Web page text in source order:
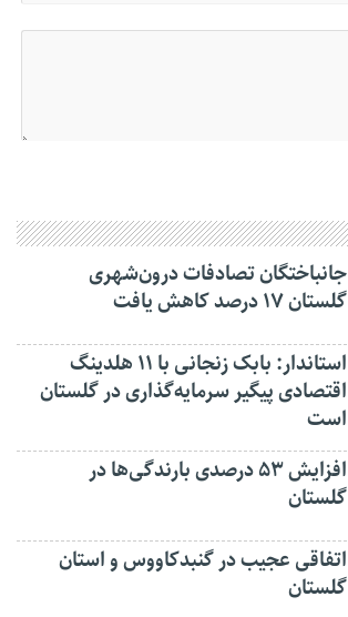
جانباختگان تصادفات درون‌شهری
گلستان ۱۷ درصد کاهش یافت
استاندار: بابک زنجانی با ۱۱ هلدینگ
اقتصادی پیگیر سرمایه‌گذاری در گلستان
است
افزایش ۵۳ درصدی بارندگی‌ها در
گلستان
اتفاقی عجیب در‌ گنبدکاووس و استان
گلستان